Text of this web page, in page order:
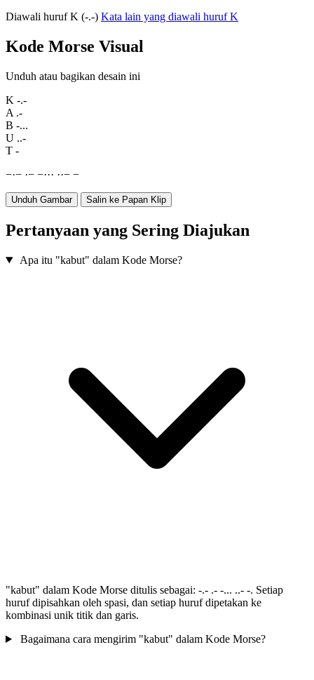
Diawali huruf K (-.-) Kata lain yang diawali huruf K
Kode Morse Visual
Unduh atau bagikan desain ini
K -.-
A .-
B -...
U ..-
T -
−·− ·− −··· ··− −
Unduh Gambar Salin ke Papan Klip
Pertanyaan yang Sering Diajukan
Apa itu "kabut" dalam Kode Morse?
"kabut" dalam Kode Morse ditulis sebagai: -.- .- -... ..- -. Setiap
huruf dipisahkan oleh spasi, dan setiap huruf dipetakan ke
kombinasi unik titik dan garis.
Bagaimana cara mengirim "kabut" dalam Kode Morse?